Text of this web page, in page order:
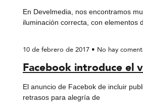
En Develmedia, nos encontramos
iluminación correcta, con elementos
10 de febrero de 2017 No hay
Facebook introduce el
El anuncio de Facebok de incluir
retrasos para alegría de